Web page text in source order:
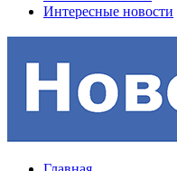
Интересные новости